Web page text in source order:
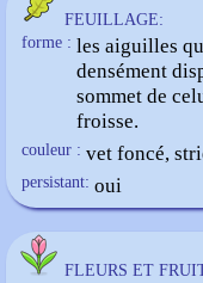
FEUILLAGE:
forme : les aiguilles
densément
sommet de
froisse.
couleur : vet foncé,
persistant: oui
FLEURS ET